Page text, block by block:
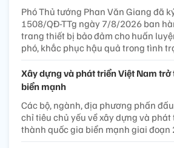
Phó Thủ tướng Phan Văn Giang đã
1508/QĐ-TTg ngày 7/8/2026 ban
trang thiết bị bảo đảm cho huấn
phó, khắc phục hậu quả trong tình
Xây dựng và phát triển Việt Nam
biển mạnh
Các bộ, ngành, địa phương phấn
chỉ tiêu chủ yếu về xây dựng và
thành quốc gia biển mạnh giai đoạn